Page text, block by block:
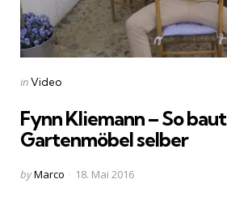
Categories
Posted
inVideo
Fynn Kliemann – So
Gartenmöbel selber
Posted
byMarco 18. Mai 2016